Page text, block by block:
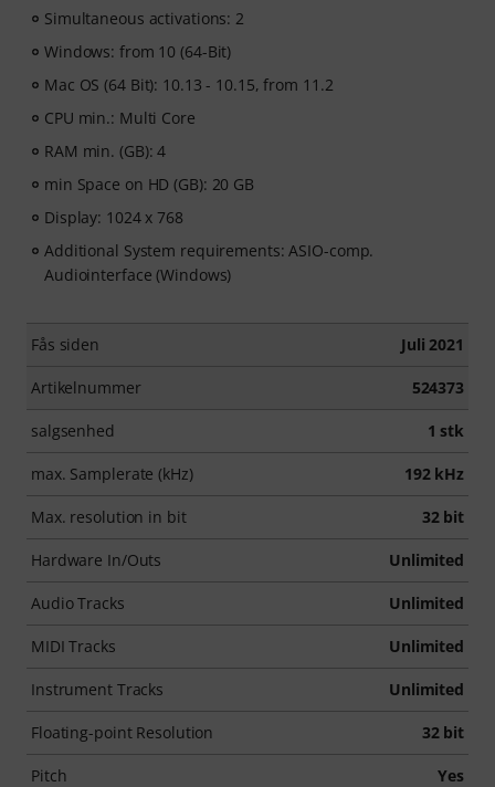
Simultaneous activations: 2
Windows: from 10 (64-Bit)
Mac OS (64 Bit): 10.13 - 10.15, from 11.2
CPU min.: Multi Core
RAM min. (GB): 4
min Space on HD (GB): 20 GB
Display: 1024 x 768
Additional System requirements: ASIO-comp.
Audiointerface (Windows)
Fås siden Juli 2021
Artikelnummer 524373
salgsenhed 1 stk
max. Samplerate (kHz) 192 kHz
Max. resolution in bit 32 bit
Hardware In/Outs Unlimited
Audio Tracks Unlimited
MIDI Tracks Unlimited
Instrument Tracks Unlimited
Floating-point Resolution 32 bit
Pitch Yes